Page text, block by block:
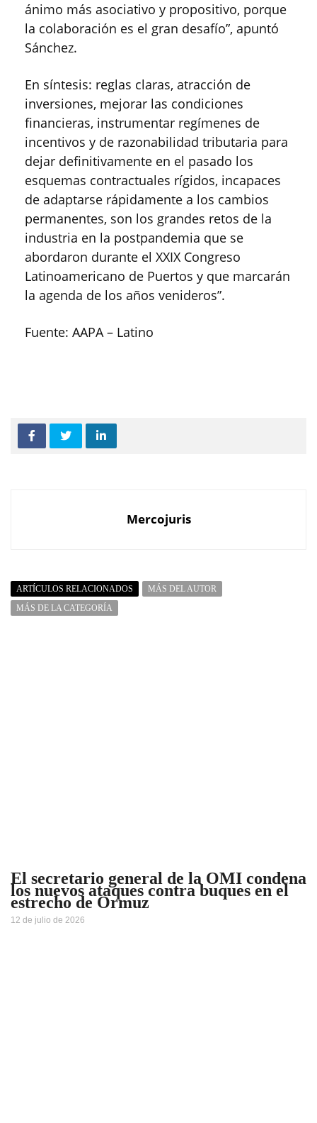
ánimo más asociativo y propositivo, porque
la colaboración es el gran desafío”, apuntó
Sánchez.
En síntesis: reglas claras, atracción de
inversiones, mejorar las condiciones
financieras, instrumentar regímenes de
incentivos y de razonabilidad tributaria para
dejar definitivamente en el pasado los
esquemas contractuales rígidos, incapaces
de adaptarse rápidamente a los cambios
permanentes, son los grandes retos de la
industria en la postpandemia que se
abordaron durante el XXIX Congreso
Latinoamericano de Puertos y que marcarán
la agenda de los años venideros”.
Fuente: AAPA – Latino
Mercojuris
ARTÍCULOS RELACIONADOS
MÁS DEL AUTOR
MÁS DE LA CATEGORÍA
El secretario general de la OMI condena
los nuevos ataques contra buques en el
estrecho de Ormuz
12 de julio de 2026